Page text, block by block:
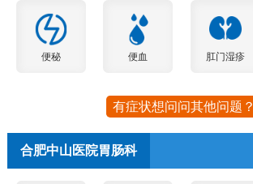
便秘 便血 肛门湿疹
有症状想问问其他问题？
合肥中山医院胃肠科